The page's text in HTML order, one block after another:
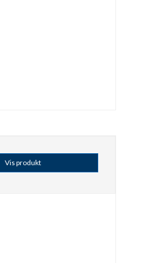
Vis produkt